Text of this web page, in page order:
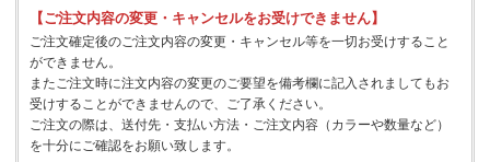
【ご注文内容の変更・キャンセルをお受けできません】
ご注文確定後のご注文内容の変更・キャンセル等を一切お受けすること
ができません。
またご注文時に注文内容の変更のご要望を備考欄に記入されましてもお
受けすることができませんので、ご了承ください。
ご注文の際は、送付先・支払い方法・ご注文内容（カラーや数量など）
を十分にご確認をお願い致します。